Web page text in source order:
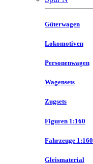
Güterwagen
Lokomotiven
Personenwagen
Wagensets
Zugsets
Figuren 1:160
Fahrzeuge 1:160
Gleismaterial